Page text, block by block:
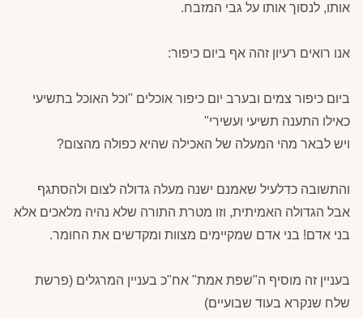
אותו, לנסוך אותו על גבי המזבח.
אנו רואים רעיון זהה אף ביום כיפור:
ביום כיפור צמים ובערב יום כיפור אוכלים "וכל האוכל בתשיעי
כאילו התענה תשיעי ועשירי"
ויש לבאר מהי המעלה של האכילה שהיא כפולה מהצום?
והתשובה כדלעיל שאמנם ישנה מעלה גדולה לצום ולהסתגף
אבל הגדולה האמיתית, וזו מטרת התורה שלא נהיה מלאכים אלא
בני אדם! בני אדם שמקיימים מצוות ומקדשים את החומר.
בעניין זה מוסיף ה"שפת אמת" אח"כ בעניין המרגלים (פרשת
שלח שנקרא בעוד שבועיים)